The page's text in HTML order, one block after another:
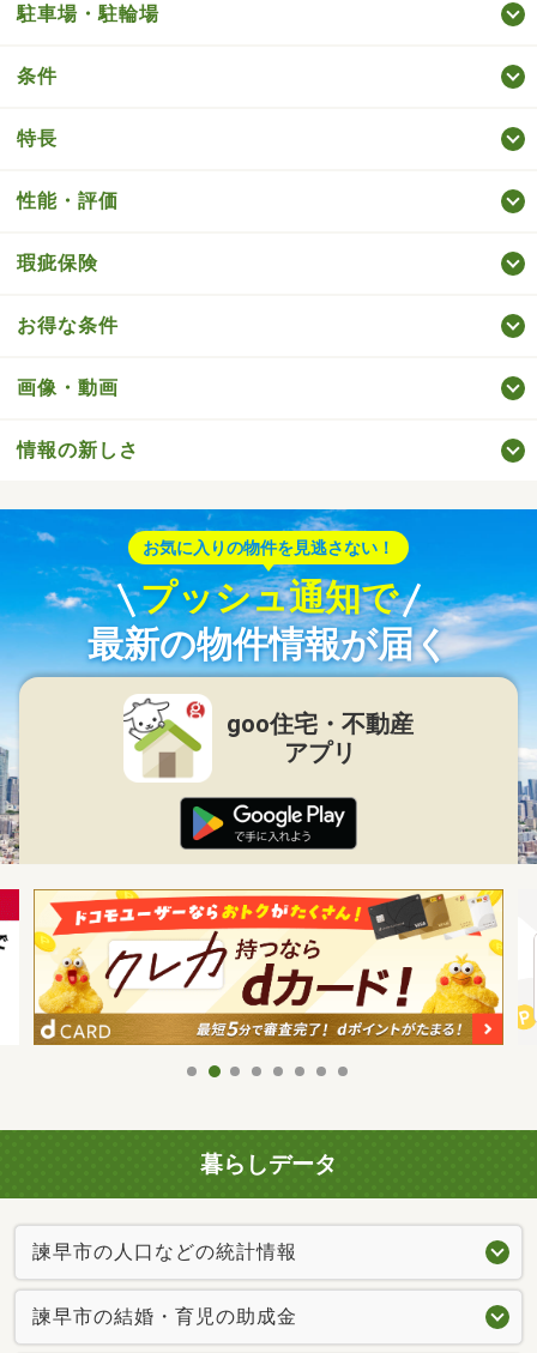
駐車場・駐輪場
条件
特長
性能・評価
瑕疵保険
お得な条件
画像・動画
情報の新しさ
お気に入りの物件を見逃さない！
プッシュ通知で
最新の物件情報が届く
goo住宅・不動産
アプリ
暮らしデータ
諫早市の人口などの統計情報
諫早市の結婚・育児の助成金